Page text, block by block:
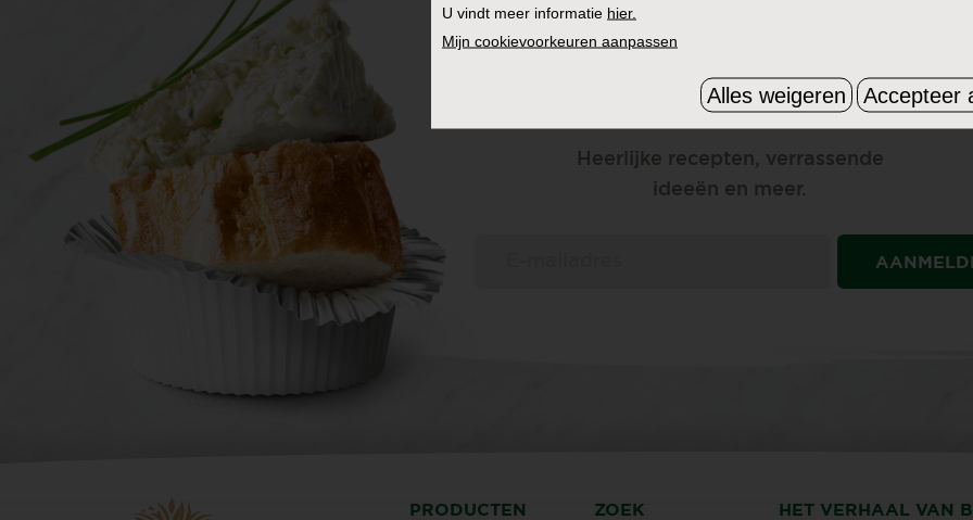
HOUD ME OP DE HOOGTE
Heerlijke recepten, verrassende
ideeën en meer.
PRODUCTEN ZOEK HET VERHAAL VAN
U vindt meer informatie hier.
Mijn cookievoorkeuren aanpassen
Alles weigeren Accepteer